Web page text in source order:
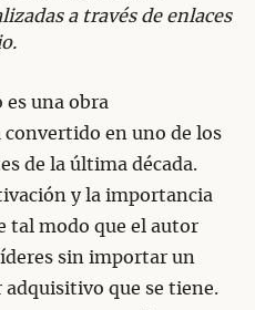
a través de enlaces
es una obra
convertido en uno de los
de la última década.
y la importancia
tal modo que el autor
sin importar un
adquisitivo que se tiene.